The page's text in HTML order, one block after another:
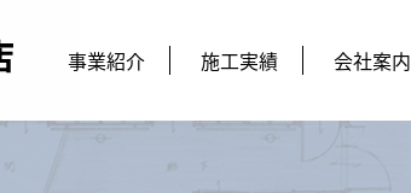
事業紹介 施工実績 会社案内